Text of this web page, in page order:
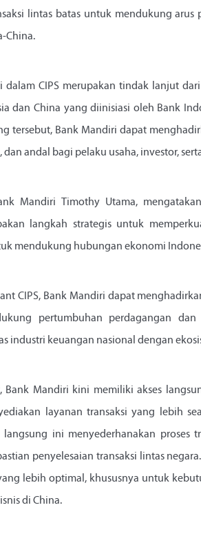
lintas batas untuk mendukung
China.
dalam CIPS merupakan tindak lanjut
dan China yang diinisiasi oleh Bank
tersebut, Bank Mandiri dapat
dan andal bagi pelaku usaha, investor,
Mandiri Timothy Utama,
langkah strategis untuk
mendukung hubungan ekonomi
CIPS, Bank Mandiri dapat
pertumbuhan perdagangan
industri keuangan nasional dengan
Bank Mandiri kini memiliki akses
layanan transaksi yang lebih
langsung ini menyederhanakan proses
penyelesaian transaksi lintas
lebih optimal, khususnya untuk
di China.